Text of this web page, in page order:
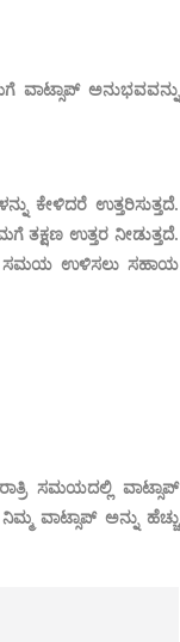
ವಾಟ್ಸಾಪ್ ಅನುಭವವನ್ನು
ಕೇಳಿದರೆ ಉತ್ತರಿಸುತ್ತದೆ.
ಉತ್ತರ ನೀಡುತ್ತದೆ.
ಸಮಯ ಉಳಿಸಲು ಸಹಾಯ
ಸಮಯದಲ್ಲಿ ವಾಟ್ಸಾಪ್
ವಾಟ್ಸಾಪ್ ಅನ್ನು ಹೆಚ್ಚು